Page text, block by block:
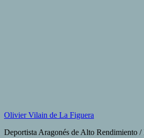
Olivier Vilain de La Figuera
Deportista Aragonés de Alto Rendimiento